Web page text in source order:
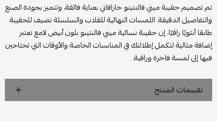
تم تصميم حقيبة ميني فالنتينو جارافاني بعناية فائقة، وتتميز بجودة الصنع
والتفاصيل الدقيقة. اللمسات النهائية للقلاب والسلسلة تضيف للحقيبة
طابعًا أنثويًا راقيًا. إن حقيبة نسائية ميني فالنتينو بلون أبيض لامع تعتبر
إضافة مثالية لتكمل إطلالتك في المناسبات الخاصة والأوقات التي تحتاجين
فيها إلى لمسة فاخرة وراقية.
تقييمات المنتج